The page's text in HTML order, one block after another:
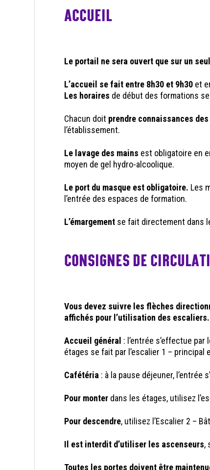
ACCUEIL
Le portail ne sera ouvert que sur un
L’accueil se fait entre 8h30 et 9h30 et
Les horaires de début des formations
Chacun doit prendre connaissances
l’établissement.
Le lavage des mains est obligatoire en
moyen de gel hydro-alcoolique.
Le port du masque est obligatoire. Les
l’entrée des espaces de formation.
L’émargement se fait directement dans
CONSIGNES DE
Vous devez suivre les flèches
affichés pour l’utilisation des escaliers.
Accueil général : l’entrée s’effectue
étages se fait par l’escalier 1 – principal
Cafétéria : à la pause déjeuner,
Pour monter dans les étages, utilisez
Pour descendre, utilisez l’Escalier 2 –
Il est interdit d’utiliser les ascenseurs,
Toutes les portes doivent être